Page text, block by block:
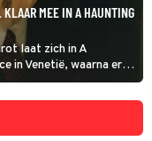
MEE IN A HAUNTING
laat zich in A
in Venetië, waarna er